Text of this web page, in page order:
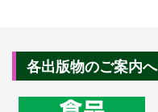
各出版物のご案内へ